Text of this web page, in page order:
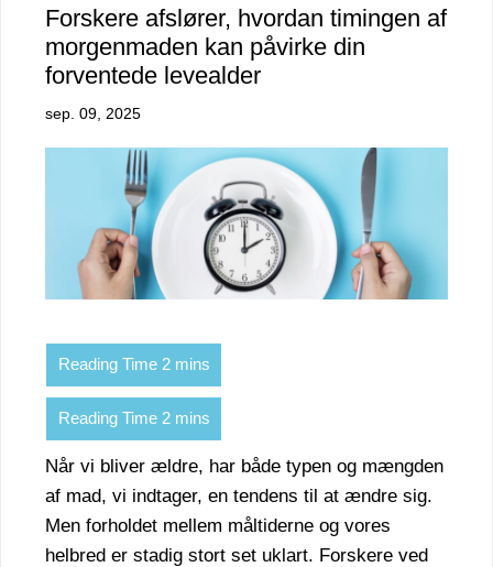
Forskere afslører, hvordan timingen af
morgenmaden kan påvirke din
forventede levealder
sep. 09, 2025
Når vi bliver ældre, har både typen og mængden
af mad, vi indtager, en tendens til at ændre sig.
Men forholdet mellem måltiderne og vores
helbred er stadig stort set uklart. Forskere ved